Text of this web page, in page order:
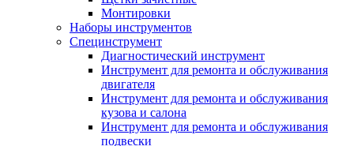
Монтировки
Наборы инструментов
Специнструмент
Диагностический инструмент
Инструмент для ремонта и обслуживания
двигателя
Инструмент для ремонта и обслуживания
кузова и салона
Инструмент для ремонта и обслуживания
подвески